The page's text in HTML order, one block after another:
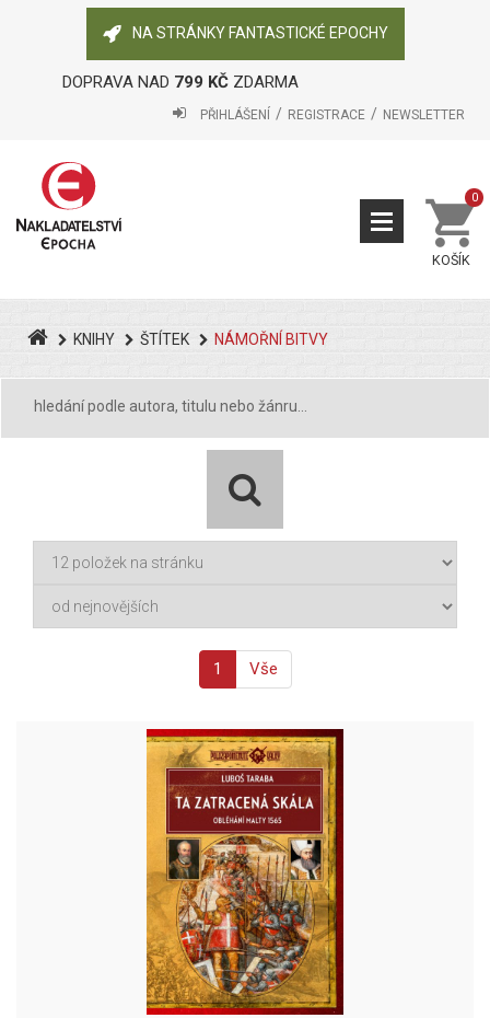
NA STRÁNKY FANTASTICKÉ EPOCHY
DOPRAVA NAD 799 KČZDARMA
PŘIHLÁŠENÍ REGISTRACE NEWSLETTER
KOŠÍK
0
KNIHY ŠTÍTEK NÁMOŘNÍ BITVY
1 Vše